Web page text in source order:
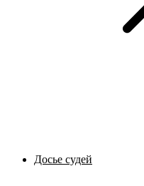
Досье судей